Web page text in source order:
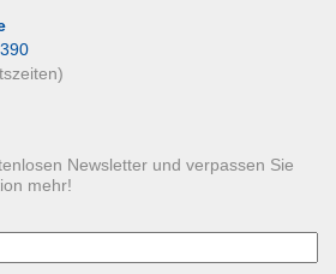
Newsletter und verpassen Sie
mehr!